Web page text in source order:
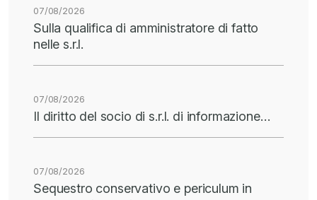
07/08/2026
Sulla qualifica di amministratore di fatto
nelle s.r.l.
07/08/2026
Il diritto del socio di s.r.l. di informazione…
07/08/2026
Sequestro conservativo e periculum in